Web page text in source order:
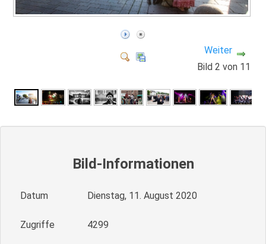
Weiter
Bild 2 von 11
Bild-Informationen
Datum Dienstag, 11. August 2020
Zugriffe 4299